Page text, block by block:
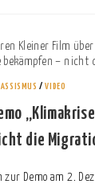
/VIDEO
die
Demo am 2.